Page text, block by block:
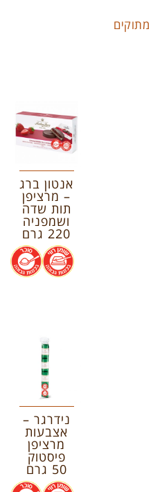
מתוקים
אנטון ברג
– מרציפן
תות שדה
ושמפניה
220 גרם
.
.
נידרגר –
אצבעות
מרציפן
פיסטוק
50 גרם